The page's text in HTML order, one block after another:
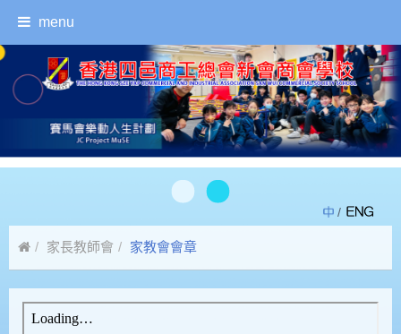
menu
/
家長教師會 家教會會章